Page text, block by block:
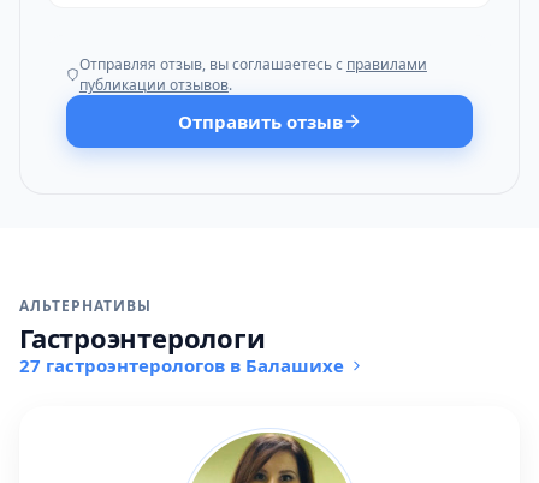
Отправляя отзыв, вы соглашаетесь с правилами
публикации отзывов.
Отправить отзыв
АЛЬТЕРНАТИВЫ
Гастроэнтерологи
27 гастроэнтерологов в Балашихе